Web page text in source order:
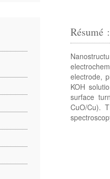
electrode,
KOH
surface
CuO/Cu).